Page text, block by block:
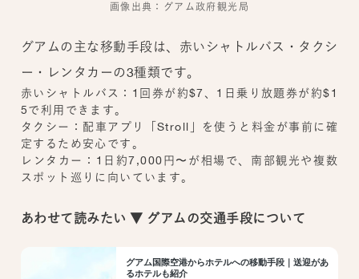
画像出典：グアム政府観光局
グアムの主な移動手段は、赤いシャトルバス・タクシ
ー・レンタカーの3種類です。
赤いシャトルバス：1回券が約$7、1日乗り放題券が約$1
5で利用できます。
タクシー：配車アプリ「Stroll」を使うと料金が事前に確
定するため安心です。
レンタカー：1日約7,000円〜が相場で、南部観光や複数
スポット巡りに向いています。
あわせて読みたい ▼ グアムの交通手段について